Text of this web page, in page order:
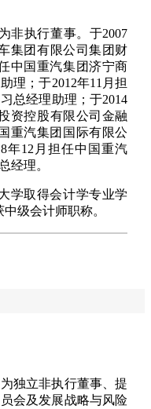
非执行董事。于2007
集团有限公司集团财
中国重汽集团济宁商
理；于2012年11月担
总经理助理；于2014
资控股有限公司金融
重汽集团国际有限公
年12月担任中国重汽
经理。
学取得会计学专业学
级会计师职称。
独立非执行董事、提
会及发展战略与风险